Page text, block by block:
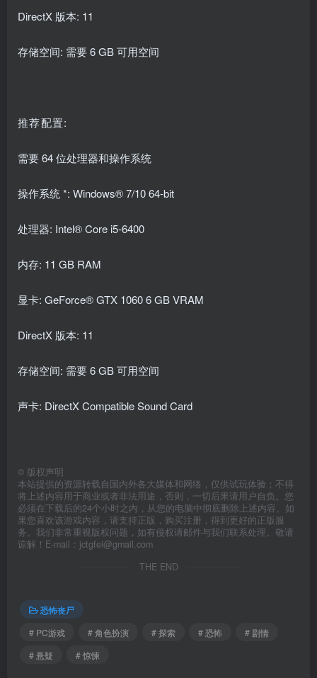
DirectX 版本: 11
存储空间: 需要 6 GB 可用空间
推荐配置:
需要 64 位处理器和操作系统
操作系统 *: Windows® 7/10 64-bit
处理器: Intel® Core i5-6400
内存: 11 GB RAM
显卡: GeForce® GTX 1060 6 GB VRAM
DirectX 版本: 11
存储空间: 需要 6 GB 可用空间
声卡: DirectX Compatible Sound Card
© 版权声明
本站提供的资源转载自国内外各大媒体和网络，仅供试玩体验；不得
将上述内容用于商业或者非法用途，否则，一切后果请用户自负。您
必须在下载后的24个小时之内，从您的电脑中彻底删除上述内容。如
果您喜欢该游戏内容，请支持正版，购买注册，得到更好的正版服
务。我们非常重视版权问题，如有侵权请邮件与我们联系处理。敬请
谅解！E-mail：jctgfei@gmail.com
THE END
恐怖丧尸
# PC游戏
# 角色扮演 # 探索 # 恐怖
# 剧情
# 悬疑
# 惊悚